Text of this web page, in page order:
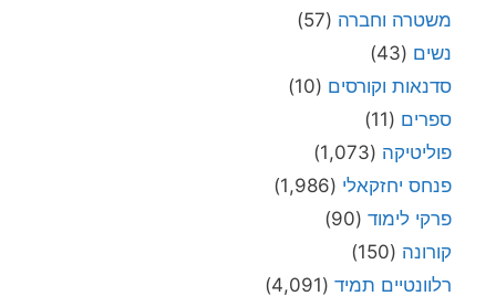
משטרה וחברה (57)
נשים (43)
סדנאות וקורסים (10)
ספרים (11)
פוליטיקה (1,073)
פנחס יחזקאלי (1,986)
פרקי לימוד (90)
קורונה (150)
רלוונטיים תמיד (4,091)